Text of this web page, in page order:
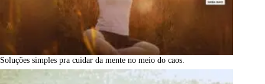
Soluções simples pra cuidar da mente no meio do caos.